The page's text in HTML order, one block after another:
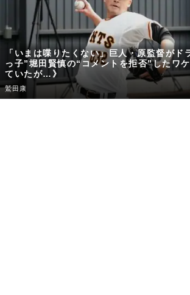
「いまは喋りたくない」巨人・原監督がド
っ子”堀田賢慎の“コメントを拒否”したワ
ていたが…》
鷲田康